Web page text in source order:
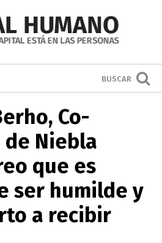
BUSCAR
Co-
Niebla
que es
ser humilde y
a recibir